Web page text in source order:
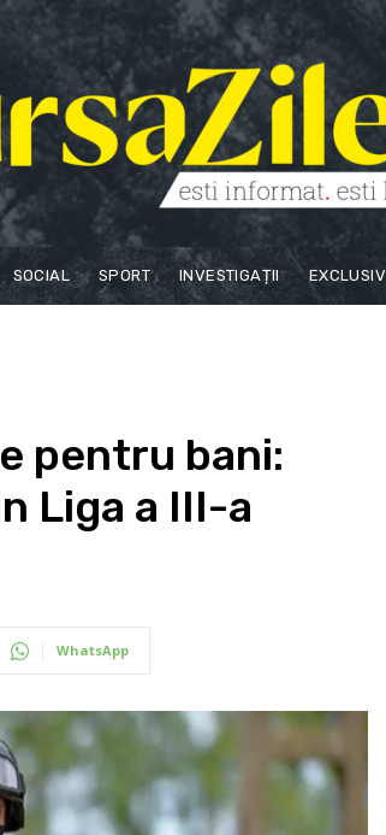
SOCIAL SPORT INVESTIGAȚII EXCLUSIV
pentru bani:
Liga a III-a
WhatsApp